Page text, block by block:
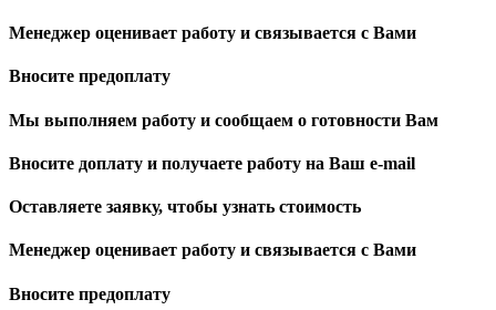
Менеджер оценивает работу и связывается с Вами
Вносите предоплату
Мы выполняем работу и сообщаем о готовности Вам
Вносите доплату и получаете работу на Ваш e-mail
Оставляете заявку, чтобы узнать стоимость
Менеджер оценивает работу и связывается с Вами
Вносите предоплату